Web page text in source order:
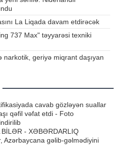
La Liqada davam etdirəcək
737 Max" təyyarəsi texniki
geriyə miqrant daşıyan
cavab gözləyən suallar
qəfil vəfat etdi - Foto
BİLƏR - XƏBƏRDARLIQ
Azərbaycana gəlib-gəlmədiyini